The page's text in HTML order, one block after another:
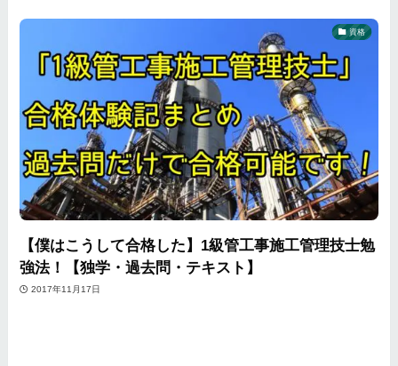
資格
【僕はこうして合格した】1級管工事施工管理技士勉
強法！【独学・過去問・テキスト】
2017年11月17日